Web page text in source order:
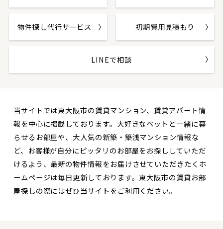
物件探し代行サービス 初期費用見積もり
LINEで相談
当サイトでは東大阪市の賃貸マンション、賃貸アパート情
報を中心に掲載しております。大好きなペットと一緒に暮
らせるお部屋や、大人気の新築・築浅マンション情報な
ど、お客様が自分にピッタリのお部屋をお探ししていただ
けるよう、最新の物件情報をお届けさせていただきたくホ
ームページは毎日更新しております。東大阪市の賃貸お部
屋探しの際にはぜひ当サイトをご利用ください。